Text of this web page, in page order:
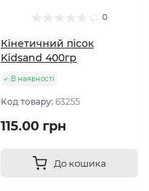
0
Кінетичний пісок
Kidsand 400гр
В наявності
Код товару: 63255
115.00 грн
До кошика